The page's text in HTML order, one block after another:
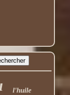
l'huile